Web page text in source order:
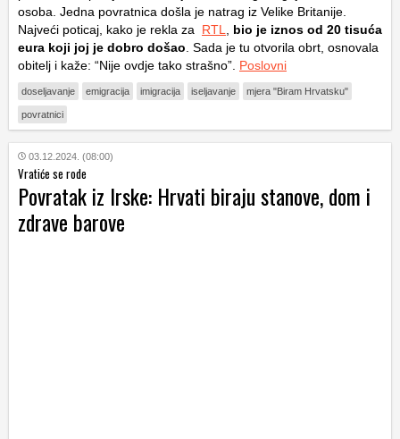
osoba. Jedna povratnica došla je natrag iz Velike Britanije.
Najveći poticaj, kako je rekla za RTL
bio je iznos od 20 tisuća
eura koji joj je dobro došao . Sada je tu otvorila obrt, osnovala
obitelj i kaže: “Nije ovdje tako strašno”. Poslovni
doseljavanje emigracija imigracija iseljavanje mjera "Biram Hrvatsku"
povratnici
03.12.2024. (08:00)
Vratiće se rode
Povratak iz Irske: Hrvati biraju stanove, dom i
zdrave barove